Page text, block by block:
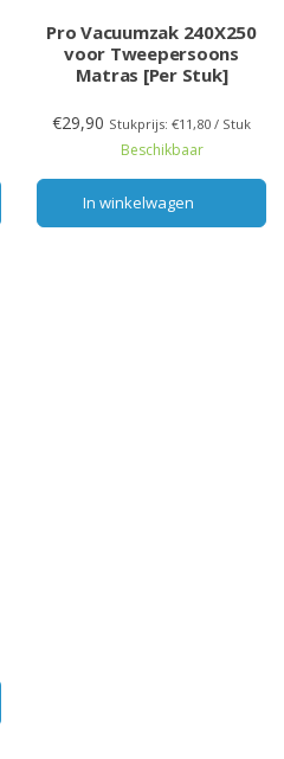
Pro Vacuumzak 240X250
voor Tweepersoons
Matras [Per Stuk]
€29,90 Stukprijs: €11,80 / Stuk
Beschikbaar
In winkelwagen